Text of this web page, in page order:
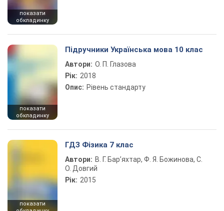
показати
обкладинку
показати
обкладинку
Підручники Українська мова 10 клас
Автори: О. П. Глазова
Рік: 2018
Опис: Рівень стандарту
показати
ГДЗ Фізика 7 клас
Автори: В. Г. Бар’яхтар, Ф. Я. Божинова, С.
О. Довгий
Рік: 2015